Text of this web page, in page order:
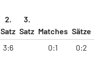
2.
Satz
3.
Satz Matches Sätze
3:6 0:1 0:2